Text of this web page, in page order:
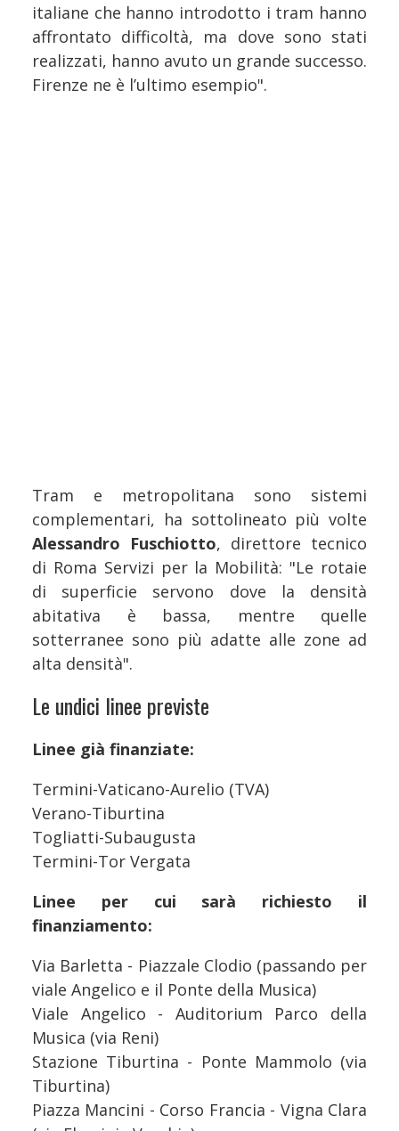
italiane che hanno introdotto i tram hanno
affrontato difficoltà, ma dove sono stati
realizzati, hanno avuto un grande successo.
Firenze ne è l’ultimo esempio".
Tram e metropolitana sono sistemi
complementari, ha sottolineato più volte
Alessandro Fuschiotto, direttore tecnico
di Roma Servizi per la Mobilità: "Le rotaie
di superficie servono dove la densità
abitativa è bassa, mentre quelle
sotterranee sono più adatte alle zone ad
alta densità".
Le undici linee previste
Linee già finanziate:
Termini-Vaticano-Aurelio (TVA)
Verano-Tiburtina
Togliatti-Subaugusta
Termini-Tor Vergata
Linee per cui sarà richiesto il
finanziamento:
Via Barletta - Piazzale Clodio (passando per
viale Angelico e il Ponte della Musica)
Viale Angelico - Auditorium Parco della
Musica (via Reni)
Stazione Tiburtina - Ponte Mammolo (via
Tiburtina)
Piazza Mancini - Corso Francia - Vigna Clara